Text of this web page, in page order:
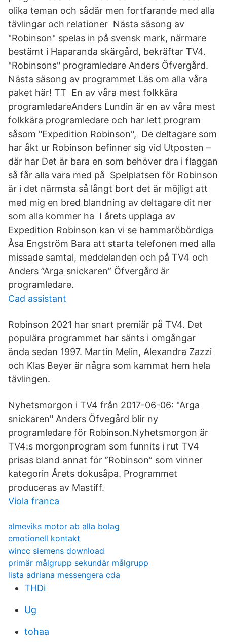
olika teman och sådär men fortfarande med alla
tävlingar och relationer Nästa säsong av
"Robinson" spelas in på svensk mark, närmare
bestämt i Haparanda skärgård, bekräftar TV4.
"Robinsons" programledare Anders Öfvergård.
Nästa säsong av programmet Läs om alla våra
paket här! TT En av våra mest folkkära
programledareAnders Lundin är en av våra mest
folkkära programledare och har lett program
såsom "Expedition Robinson", De deltagare som
har åkt ur Robinson befinner sig vid Utposten –
där har Det är bara en som behöver dra i flaggan
så får alla vara med på Spelplatsen för Robinson
är i det närmsta så långt bort det är möjligt att
med mig en bred blandning av deltagare dit ner
som alla kommer ha I årets upplaga av
Expedition Robinson kan vi se hammaröbördiga
Åsa Engström Bara att starta telefonen med alla
missade samtal, meddelanden och på TV4 och
Anders ”Arga snickaren” Öfvergård är
programledare.
Cad assistant
Robinson 2021 har snart premiär på TV4. Det
populära programmet har sänts i omgångar
ända sedan 1997. Martin Melin, Alexandra Zazzi
och Klas Beyer är några som kammat hem hela
tävlingen.
Nyhetsmorgon i TV4 från 2017-06-06: "Arga
snickaren" Anders Öfvegård blir ny
programledare för Robinson.Nyhetsmorgon är
TV4:s morgonprogram som funnits i rut TV4
prisas bland annat för ”Robinson” som vinner
kategorin Årets dokusåpa. Programmet
produceras av Mastiff.
Viola franca
almeviks motor ab alla bolag
emotionell kontakt
wincc siemens download
primär målgrupp sekundär målgrupp
lista adriana messengera cda
THDi
Ug
tohaa